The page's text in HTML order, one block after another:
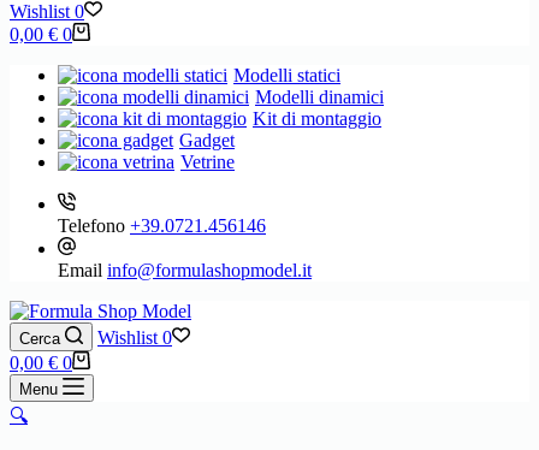
Wishlist 0
Carrello
0,00 € 0
Modelli statici
Modelli dinamici
Kit di montaggio
Gadget
Vetrine
Telefono +39.0721.456146
Email info@formulashopmodel.it
Cerca Wishlist 0
Carrello
0,00 € 0
Menu
🔍